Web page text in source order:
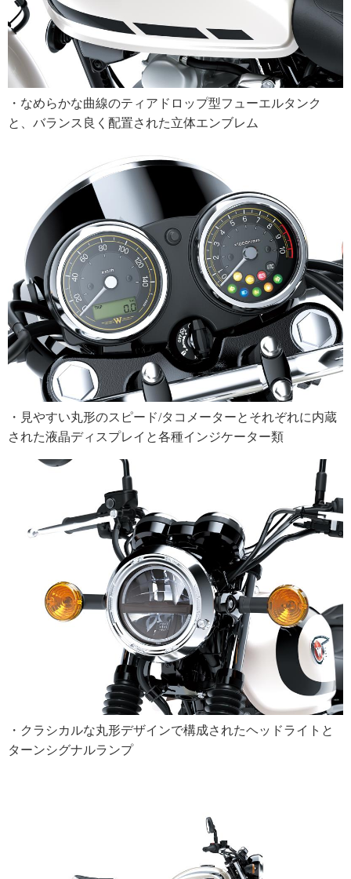
・なめらかな曲線のティアドロップ型フューエルタンク
と、バランス良く配置された立体エンブレム
・見やすい丸形のスピード/タコメーターとそれぞれに内蔵
された液晶ディスプレイと各種インジケーター類
・クラシカルな丸形デザインで構成されたヘッドライトと
ターンシグナルランプ